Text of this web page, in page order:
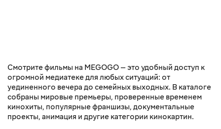
Смотрите фильмы на MEGOGO — это удобный доступ к
огромной медиатеке для любых ситуаций: от
уединенного вечера до семейных выходных. В каталоге
собраны мировые премьеры, проверенные временем
кинохиты, популярные франшизы, документальные
проекты, анимация и другие категории кинокартин.